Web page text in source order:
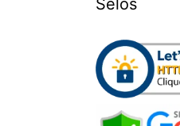
Selos